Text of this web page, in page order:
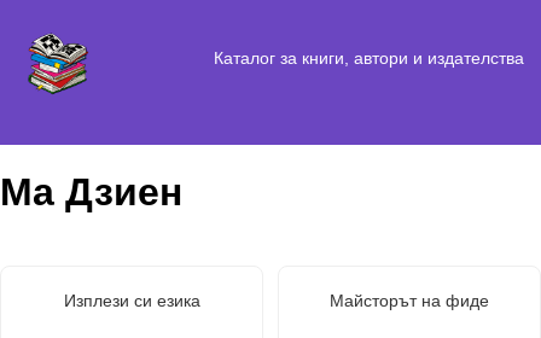
Каталог за книги, автори и издателства
Ма Дзиен
Изплези си езика Майсторът на фиде